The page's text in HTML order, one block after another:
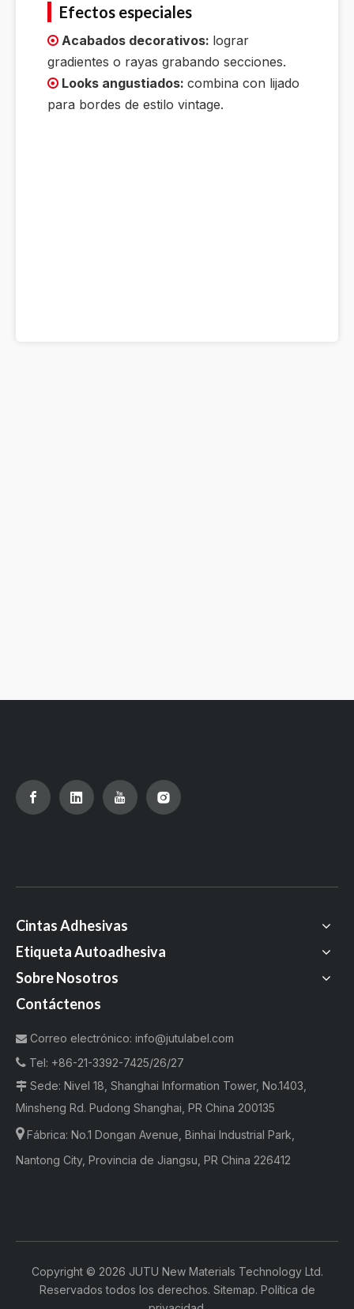
Efectos especiales
 Acabados decorativos: lograr
gradientes o rayas grabando secciones.
 Looks angustiados: combina con lijado
para bordes de estilo vintage.
Cintas Adhesivas
Etiqueta Autoadhesiva
Sobre Nosotros
Contáctenos
 Correo electrónico: info@jutulabel.com
 Tel: +86-21-3392-7425/26/27
 Sede: Nivel 18, Shanghai Information Tower, No.1403,
Minsheng Rd. Pudong Shanghai, PR China 200135
Fábrica: No.1 Dongan Avenue, Binhai Industrial Park,
Nantong City, Provincia de Jiangsu, PR China 226412
Copyright © 2026 JUTU New Materials Technology Ltd.
Reservados todos los derechos. Sitemap. Política de